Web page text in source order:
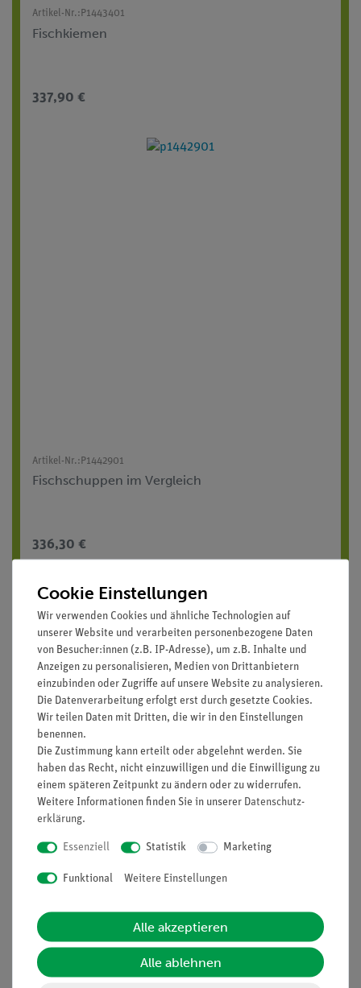
Artikel-Nr.: P1443401
Fischkiemen
337,90 €
Artikel-Nr.: P1442901
Fischschuppen im Vergleich
336,30 €
Filter
Artikel-Nr.:
337,90 €
Artikel-Nr.:
Vergleich
336,30 €
Cookie Einstellungen
Wir verwenden Cookies und ähnliche Technologien auf
unserer Website und verarbeiten personenbezogene Daten
von Besucher:innen (z.B. IP-Adresse), um z.B. Inhalte und
Anzeigen zu personalisieren, Medien von Drittanbietern
einzubinden oder Zugriffe auf unsere Website zu analysieren.
Die Datenverarbeitung erfolgt erst durch gesetzte Cookies.
Wir teilen Daten mit Dritten, die wir in den Einstellungen
benennen.
Die Zustimmung kann erteilt oder abgelehnt werden. Sie
haben das Recht, nicht einzuwilligen und die Einwilligung zu
einem späteren Zeitpunkt zu ändern oder zu widerrufen.
Weitere Informationen finden Sie in unserer Daten­schutz­
erklärung.
Essenziell Statistik Marketing
Funktional Weitere Einstellungen
Alle akzeptieren
Alle ablehnen